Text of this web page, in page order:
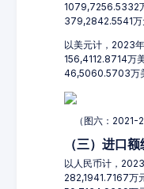
1079,7256.5332
379,2842.5541万
以美元计，2023
156,4112.8714万
46,5060.5703万
（图六：2021-
（三）进口
以人民币计，
282,1941.7167万